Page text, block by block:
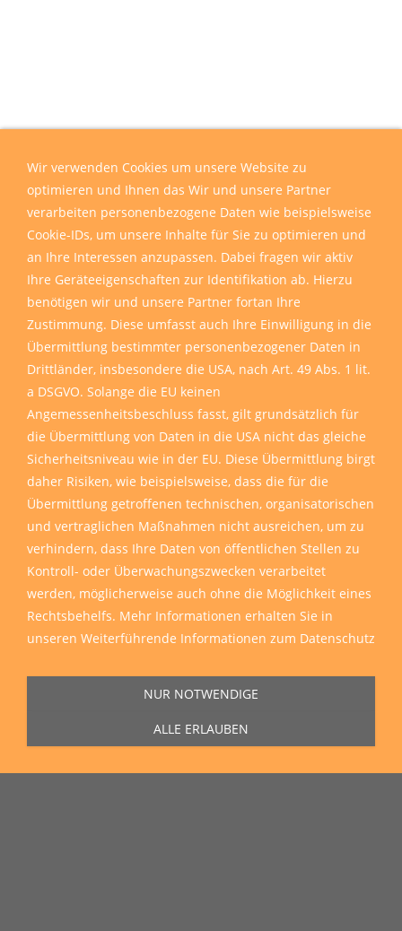
Sie erreichen uns Montag bis Freitag von 11:00 Uhr bis 16:00 Uhr unter
der Rufnummer 0271 77 00 10 50in unserem Showroom in der Hagener
Straße 129, 57072 Siegen.
Unser Lieferservice
Wir verwenden Cookies um unsere Website zu
optimieren und Ihnen das Wir und unsere Partner
verarbeiten personenbezogene Daten wie beispielsweise
Cookie-IDs, um unsere Inhalte für Sie zu optimieren und
an Ihre Interessen anzupassen. Dabei fragen wir aktiv
Ihre Geräteeigenschaften zur Identifikation ab. Hierzu
benötigen wir und unsere Partner fortan Ihre
Zustimmung. Diese umfasst auch Ihre Einwilligung in die
Übermittlung bestimmter personenbezogener Daten in
Drittländer, insbesondere die USA, nach Art. 49 Abs. 1 lit.
a DSGVO. Solange die EU keinen
Angemessenheitsbeschluss fasst, gilt grundsätzlich für
die Übermittlung von Daten in die USA nicht das gleiche
Sicherheitsniveau wie in der EU. Diese Übermittlung birgt
daher Risiken, wie beispielsweise, dass die für die
Übermittlung getroffenen technischen, organisatorischen
und vertraglichen Maßnahmen nicht ausreichen, um zu
verhindern, dass Ihre Daten von öffentlichen Stellen zu
Kontroll- oder Überwachungszwecken verarbeitet
werden, möglicherweise auch ohne die Möglichkeit eines
Rechtsbehelfs. Mehr Informationen erhalten Sie in
unseren Weiterführende Informationen zum Datenschutz
NUR NOTWENDIGE
ALLE ERLAUBEN